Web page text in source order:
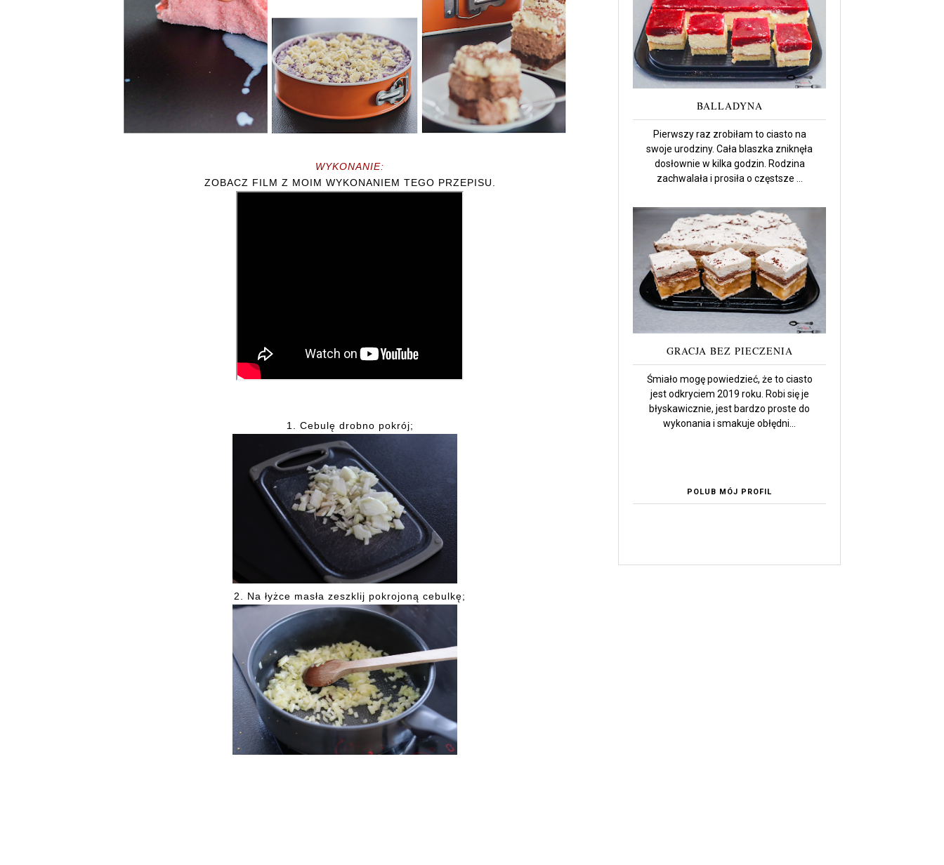
WYKONANIE:
ZOBACZ FILM Z MOIM WYKONANIEM TEGO PRZEPISU.
1. Cebulę drobno pokrój;
2. Na łyżce masła zeszklij pokrojoną cebulkę;
BALLADYNA
Pierwszy raz zrobiłam to ciasto na
swoje urodziny. Cała blaszka zniknęła
dosłownie w kilka godzin. Rodzina
zachwalała i prosiła o częstsze ...
GRACJA BEZ PIECZENIA
Śmiało mogę powiedzieć, że to ciasto
jest odkryciem 2019 roku. Robi się je
błyskawicznie, jest bardzo proste do
wykonania i smakuje obłędni...
POLUB MÓJ PROFIL